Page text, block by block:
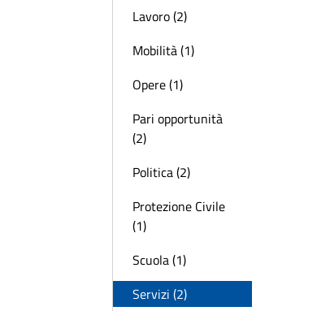
Lavoro (2)
Mobilità (1)
Opere (1)
Pari opportunità
(2)
Politica (2)
Protezione Civile
(1)
Scuola (1)
Servizi (2)